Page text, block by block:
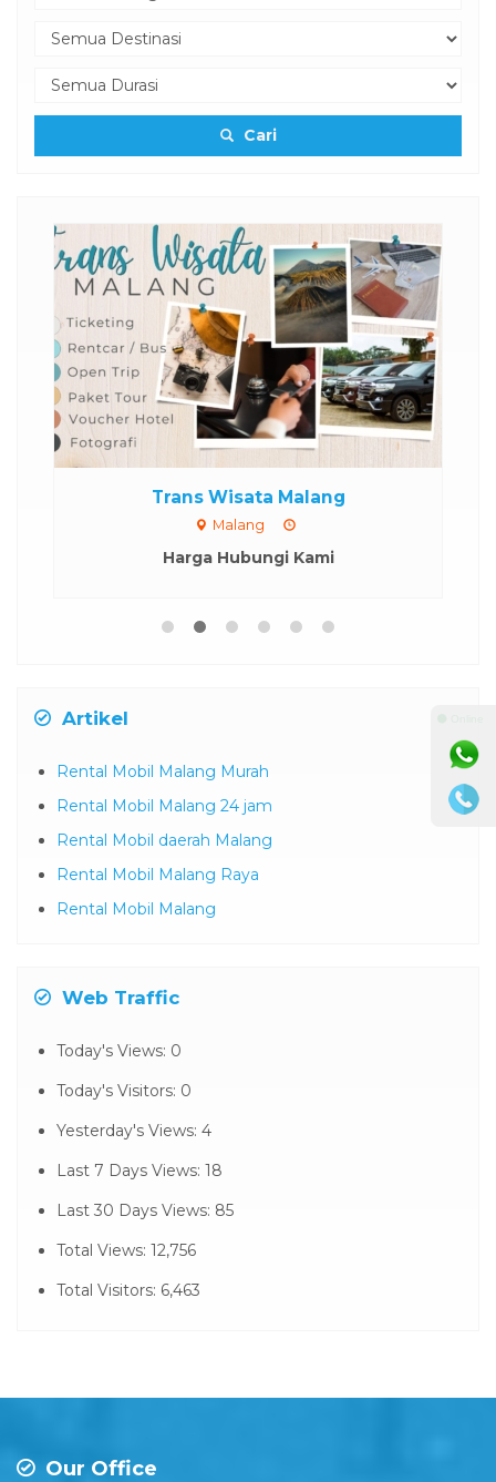
Cari
Trans Wisata Malang
Malang
Harga Hubungi Kami
Artikel
Rental Mobil Malang Murah
Rental Mobil Malang 24 jam
Rental Mobil daerah Malang
Rental Mobil Malang Raya
Rental Mobil Malang
Web Traffic
Today's Views: 0
Today's Visitors: 0
Yesterday's Views: 4
Last 7 Days Views: 18
Last 30 Days Views: 85
Total Views: 12,756
Total Visitors: 6,463
Our Office